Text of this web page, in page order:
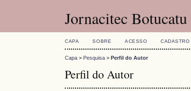
Jornacitec Botucatu
CAPA SOBRE ACESSO CADASTRO
Capa > Pesquisa >Perfil do Autor
Perfil do Autor